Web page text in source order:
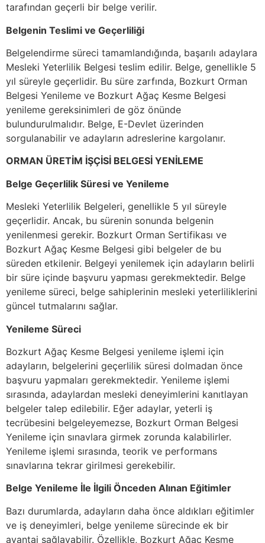
tarafından geçerli bir belge verilir.
Belgenin Teslimi ve Geçerliliği
Belgelendirme süreci tamamlandığında, başarılı adaylara
Mesleki Yeterlilik Belgesi teslim edilir. Belge, genellikle 5
yıl süreyle geçerlidir. Bu süre zarfında, Bozkurt Orman
Belgesi Yenileme ve Bozkurt Ağaç Kesme Belgesi
yenileme gereksinimleri de göz önünde
bulundurulmalıdır. Belge, E-Devlet üzerinden
sorgulanabilir ve adayların adreslerine kargolanır.
ORMAN ÜRETİM İŞÇİSİ BELGESİ YENİLEME
Belge Geçerlilik Süresi ve Yenileme
Mesleki Yeterlilik Belgeleri, genellikle 5 yıl süreyle
geçerlidir. Ancak, bu sürenin sonunda belgenin
yenilenmesi gerekir. Bozkurt Orman Sertifikası ve
Bozkurt Ağaç Kesme Belgesi gibi belgeler de bu
süreden etkilenir. Belgeyi yenilemek için adayların belirli
bir süre içinde başvuru yapması gerekmektedir. Belge
yenileme süreci, belge sahiplerinin mesleki yeterliliklerini
güncel tutmalarını sağlar.
Yenileme Süreci
Bozkurt Ağaç Kesme Belgesi yenileme işlemi için
adayların, belgelerini geçerlilik süresi dolmadan önce
başvuru yapmaları gerekmektedir. Yenileme işlemi
sırasında, adaylardan mesleki deneyimlerini kanıtlayan
belgeler talep edilebilir. Eğer adaylar, yeterli iş
tecrübesini belgeleyemezse, Bozkurt Orman Belgesi
Yenileme için sınavlara girmek zorunda kalabilirler.
Yenileme işlemi sırasında, teorik ve performans
sınavlarına tekrar girilmesi gerekebilir.
Belge Yenileme İle İlgili Önceden Alınan Eğitimler
Bazı durumlarda, adayların daha önce aldıkları eğitimler
ve iş deneyimleri, belge yenileme sürecinde ek bir
avantaj sağlayabilir. Özellikle, Bozkurt Ağaç Kesme